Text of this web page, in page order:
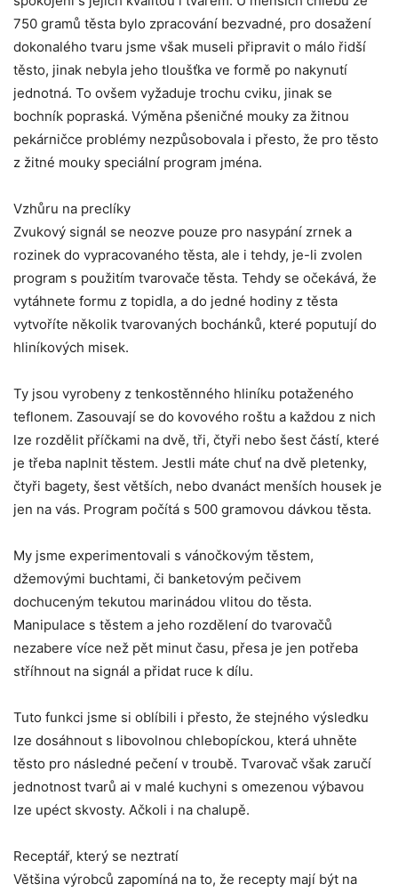
750 gramů těsta bylo zpracování bezvadné, pro dosažení
dokonalého tvaru jsme však museli připravit o málo řidší
těsto, jinak nebyla jeho tloušťka ve formě po nakynutí
jednotná. To ovšem vyžaduje trochu cviku, jinak se
bochník popraská. Výměna pšeničné mouky za žitnou
pekárničce problémy nezpůsobovala i přesto, že pro těsto
z žitné mouky speciální program jména.
Vzhůru na preclíky
Zvukový signál se neozve pouze pro nasypání zrnek a
rozinek do vypracovaného těsta, ale i tehdy, je-li zvolen
program s použitím tvarovače těsta. Tehdy se očekává, že
vytáhnete formu z topidla, a do jedné hodiny z těsta
vytvoříte několik tvarovaných bochánků, které poputují do
hliníkových misek.
Ty jsou vyrobeny z tenkostěnného hliníku potaženého
teflonem. Zasouvají se do kovového roštu a každou z nich
lze rozdělit příčkami na dvě, tři, čtyři nebo šest částí, které
je třeba naplnit těstem. Jestli máte chuť na dvě pletenky,
čtyři bagety, šest větších, nebo dvanáct menších housek je
jen na vás. Program počítá s 500 gramovou dávkou těsta.
My jsme experimentovali s vánočkovým těstem,
džemovými buchtami, či banketovým pečivem
dochuceným tekutou marinádou vlitou do těsta.
Manipulace s těstem a jeho rozdělení do tvarovačů
nezabere více než pět minut času, přesa je jen potřeba
stříhnout na signál a přidat ruce k dílu.
Tuto funkci jsme si oblíbili i přesto, že stejného výsledku
lze dosáhnout s libovolnou chlebopíckou, která uhněte
těsto pro následné pečení v troubě. Tvarovač však zaručí
jednotnost tvarů ai v malé kuchyni s omezenou výbavou
lze upéct skvosty. Ačkoli i na chalupě.
Receptář, který se neztratí
Většina výrobců zapomíná na to, že recepty mají být na